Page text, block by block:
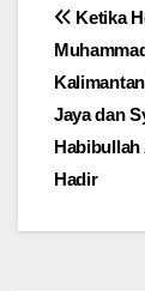
Post
Ketika
Jaya dan
Hadir